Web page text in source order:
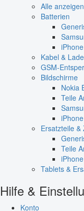
Alle
Batterien
iPhone
Kabel &
GSM-
Bildschirme
Nokia
Teile
iPhone
Ersatzteile &
Teile
iPhone
Tablets &
Hilfe &
Konto